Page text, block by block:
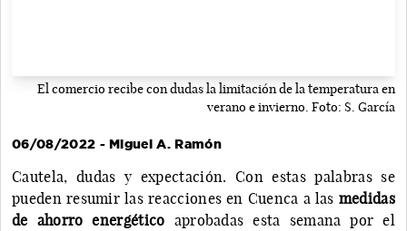
El comercio recibe con dudas la limitación de la temperatura en
verano e invierno. Foto: S. García
06/08/2022 - Miguel A. Ramón
Cautela, dudas y expectación. Con estas palabras se
pueden resumir las reacciones en Cuenca a las medidas
de ahorro energético aprobadas esta semana por el